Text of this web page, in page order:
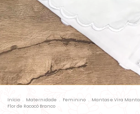
Início . Maternidade . Feminino . Mantas e Vira Manta
Flor de Rococó Branco